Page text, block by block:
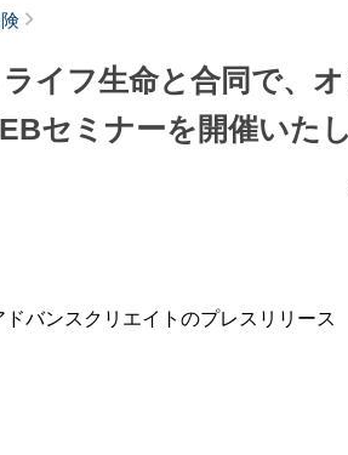
イフ生命と合同で、
セミナーを開催いた
ドバンスクリエイトのプレスリリース